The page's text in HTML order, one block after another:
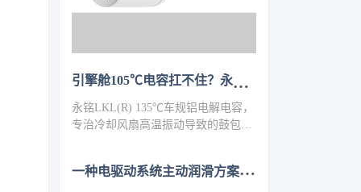
引擎舱105℃电容扛不住？永铭LKL(R) 135℃车规铝电解电容，破解冷却风扇高温振动失效难题
永铭LKL(R) 135℃车规铝电解电容，
专治冷却风扇高温振动导致的鼓包漏
≤10PPM（传统方案300PPM）。可一
种电驱动系统主动润滑方案的设计与分析